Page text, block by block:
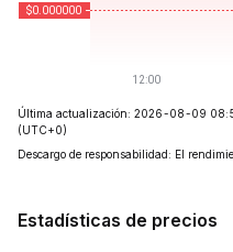
Última actualización: 2026-08-09
(UTC+0)
Descargo de responsabilidad: El
Estadísticas de precios